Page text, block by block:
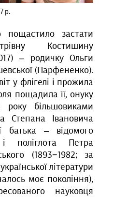
р.
пощастило застати
Костишину
– родичку Ольги
(Парфененко).
у флігелі і прожила
пощадила її, онуку
року більшовиками
Степана Івановича
батька – відомого
і поліглота Петра
(1893−1982; за
літератури
моє покоління),
науковця